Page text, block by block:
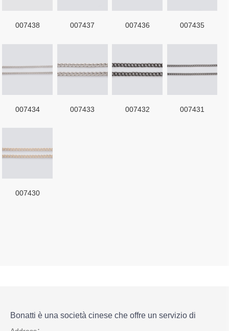
007438 007437 007436 007435
007434 007433 007432 007431
007430
Bonatti è una società cinese che offre un servizio di